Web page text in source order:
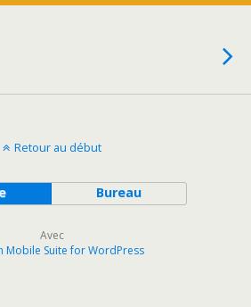
Retour au début
Bureau
Avec
Mobile Suite for WordPress